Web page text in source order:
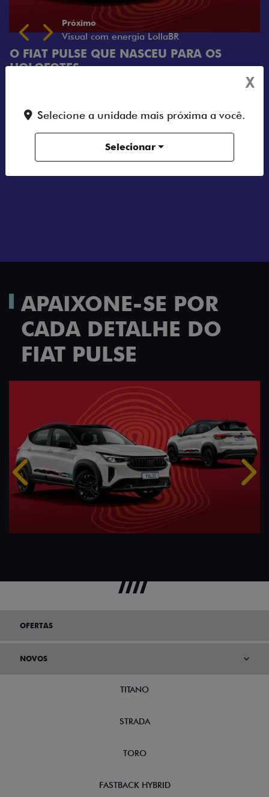
PARA OS
você em cada
melhores memórias de
APAIXONE-SE POR
CADA DETALHE DO
FIAT PULSE
Anterior
OFERTAS
NOVOS
TITANO
STRADA
TORO
FASTBACK HYBRID
X
Selecione a unidade mais próxima a você.
Selecionar